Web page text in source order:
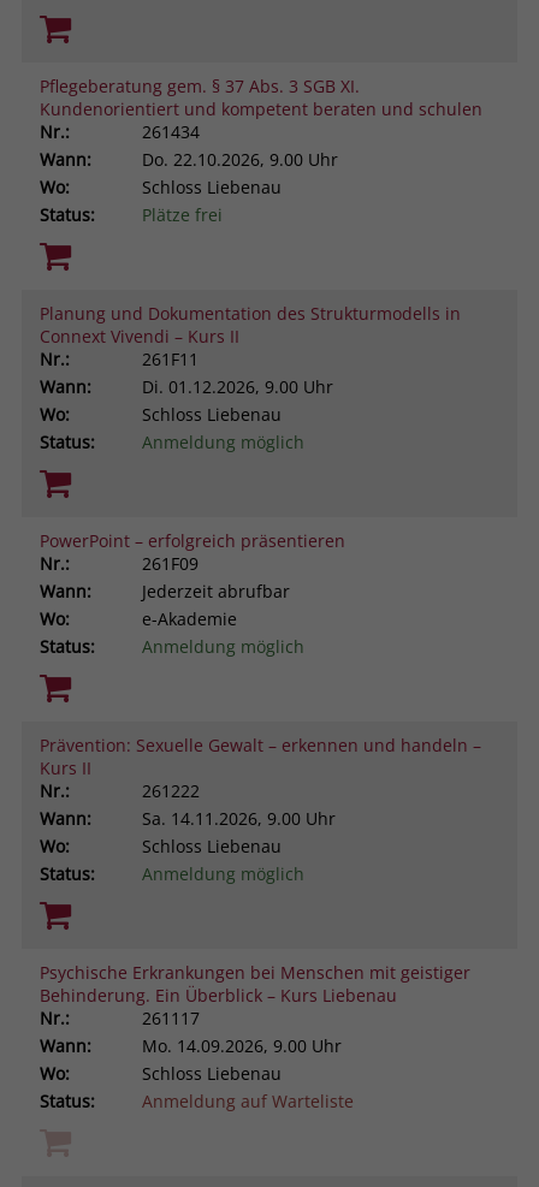
Pflegeberatung gem. § 37 Abs. 3 SGB XI.
Kundenorientiert und kompetent beraten und schulen
Nr.:
261434
Wann:
Do. 22.10.2026, 9.00 Uhr
Wo:
Schloss Liebenau
Status:
Plätze frei
Planung und Dokumentation des Strukturmodells in
Connext Vivendi – Kurs II
Nr.:
261F11
Wann:
Di. 01.12.2026, 9.00 Uhr
Wo:
Schloss Liebenau
Status:
Anmeldung möglich
PowerPoint – erfolgreich präsentieren
Nr.:
261F09
Wann:
Jederzeit abrufbar
Wo:
e-Akademie
Status:
Anmeldung möglich
Prävention: Sexuelle Gewalt – erkennen und handeln –
Kurs II
Nr.:
261222
Wann:
Sa. 14.11.2026, 9.00 Uhr
Wo:
Schloss Liebenau
Status:
Anmeldung möglich
Psychische Erkrankungen bei Menschen mit geistiger
Behinderung. Ein Überblick – Kurs Liebenau
Nr.:
261117
Wann:
Mo. 14.09.2026, 9.00 Uhr
Wo:
Schloss Liebenau
Status:
Anmeldung auf Warteliste